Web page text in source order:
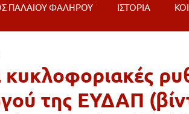
ΠΑΛΑΙΟΥ ΦΑΛΗΡΟΥ ΙΣΤΟΡΙΑ
ΕΚΚΛΗΣΙΑ ΠΑΡΑΠΟΝΑ
της ΕΥΔΑΠ